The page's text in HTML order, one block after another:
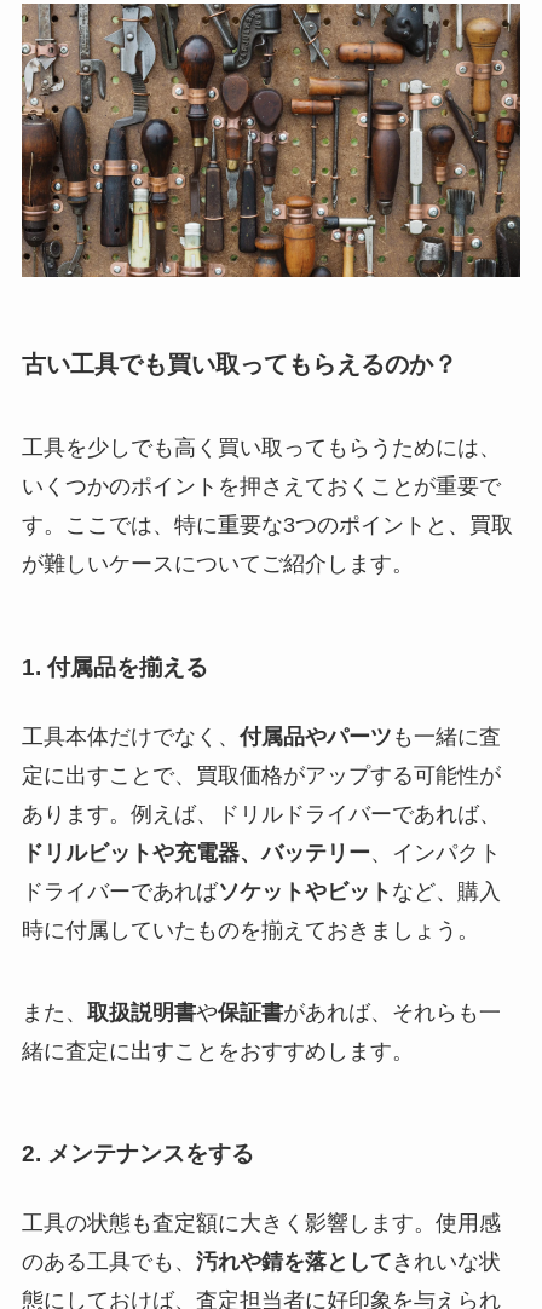
古い工具でも買い取ってもらえるのか？
工具を少しでも高く買い取ってもらうためには、
いくつかのポイントを押さえておくことが重要で
す。ここでは、特に重要な3つのポイントと、買取
が難しいケースについてご紹介します。
1. 付属品を揃える
工具本体だけでなく、付属品やパーツ も一緒に査
定に出すことで、買取価格がアップする可能性が
あります。例えば、ドリルドライバーであれば、
ドリルビットや充電器、バッテリー、インパクト
ドライバーであればソケットやビット など、購入
時に付属していたものを揃えておきましょう。
また、 取扱説明書や保証書があれば、それらも一
緒に査定に出すことをおすすめします。
2. メンテナンスをする
工具の状態も査定額に大きく影響します。使用感
のある工具でも、 汚れや錆を落としてきれいな状
態にしておけば、査定担当者に好印象を与えられ